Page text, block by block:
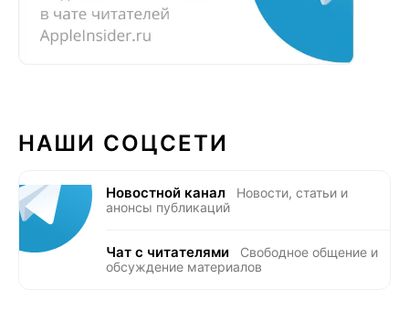
НАШИ СОЦСЕТИ
Новостной канал
Новости, статьи и
анонсы публикаций
Чат с читателями
Свободное общение и
обсуждение материалов